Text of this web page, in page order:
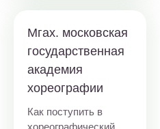
Мгах. московская
государственная
академия
хореографии
Как поступить в